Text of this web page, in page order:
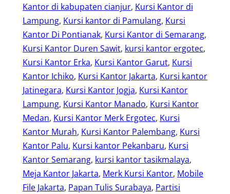
Kantor di kabupaten cianjur, Kursi Kantor di
Lampung, Kursi kantor di Pamulang, Kursi
Kantor Di Pontianak, Kursi Kantor di Semarang
Kursi Kantor Duren Sawit, kursi kantor ergotec
Kursi Kantor Erka, Kursi Kantor Garut, Kursi
Kantor Ichiko, Kursi Kantor Jakarta, Kursi kantor
Jatinegara, Kursi Kantor Jogja, Kursi Kantor
Lampung, Kursi Kantor Manado, Kursi Kantor
Medan, Kursi Kantor Merk Ergotec, Kursi
Kantor Murah, Kursi Kantor Palembang, Kursi
Kantor Palu, Kursi kantor Pekanbaru, Kursi
Kantor Semarang, kursi kantor tasikmalaya
Meja Kantor Jakarta, Merk Kursi Kantor, Mobile
File Jakarta, Papan Tulis Surabaya, Partisi